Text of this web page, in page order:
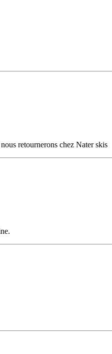
retournerons chez Nater skis